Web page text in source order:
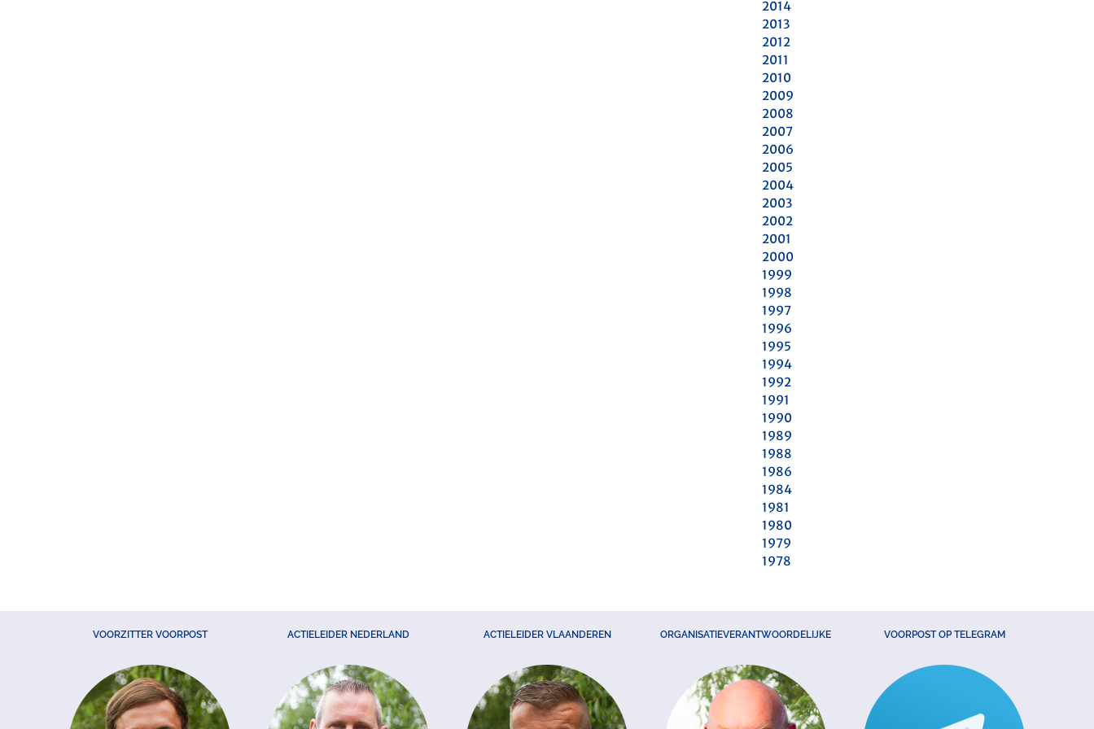
2014
2013
2012
2011
2010
2009
2008
2007
2006
2005
2004
2003
2002
2001
2000
1999
1998
1997
1996
1995
1994
1992
1991
1990
1989
1988
1986
1984
1981
1980
1979
1978
VOORZITTER VOORPOST ACTIELEIDER NEDERLAND ACTIELEIDER VLAANDEREN ORGANISATIEVERANTWOORDELIJKE VOORPOST OP TELEGRAM